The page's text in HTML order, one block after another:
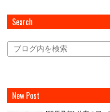
Search
New Post